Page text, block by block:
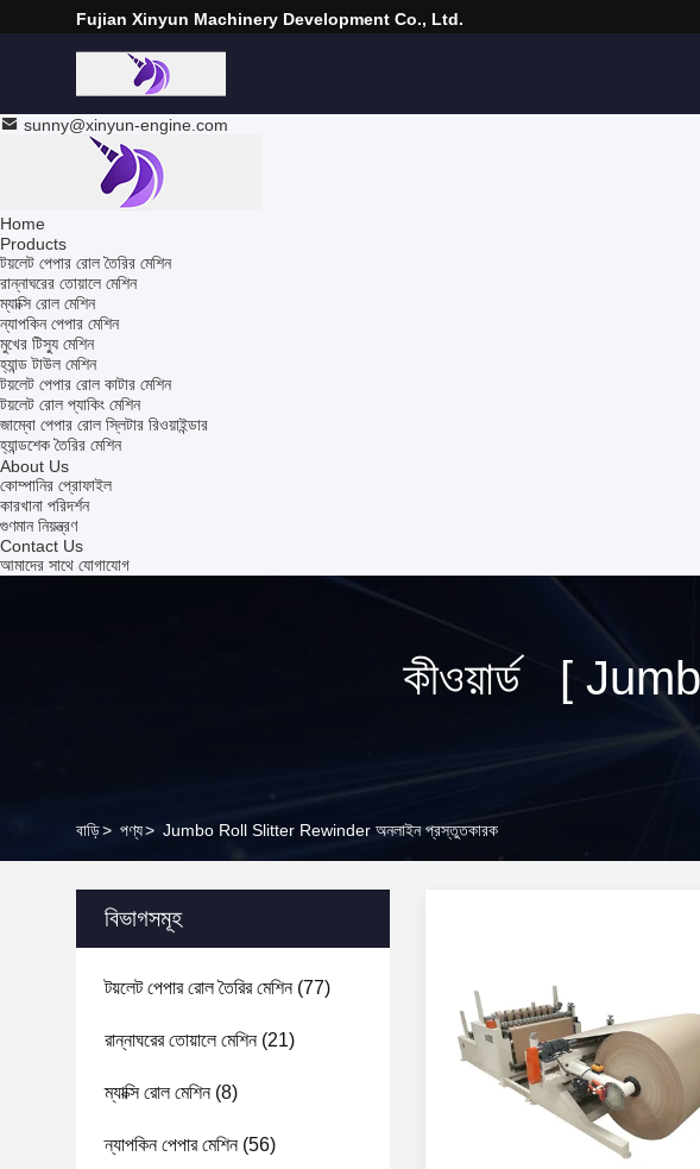
Fujian Xinyun Machinery Development Co., Ltd.
sunny@xinyun-engine.com
Home
Products
টয়লেট পেপার রোল তৈরির মেশিন
রান্নাঘরের তোয়ালে মেশিন
ম্যাক্সি রোল মেশিন
ন্যাপকিন পেপার মেশিন
মুখের টিস্যু মেশিন
হ্যান্ড টাউল মেশিন
টয়লেট পেপার রোল কাটার মেশিন
টয়লেট রোল প্যাকিং মেশিন
জাম্বো পেপার রোল স্লিটার রিওয়াইন্ডার
হ্যান্ডশেক তৈরির মেশিন
About Us
কোম্পানির প্রোফাইল
কারখানা পরিদর্শন
গুণমান নিয়ন্ত্রণ
Contact Us
আমাদের সাথে যোগাযোগ
কীওয়ার্ড [
বাড়ি> পণ্য> Jumbo Roll Slitter Rewinder অনলাইন প্রস্তুতকারক
বিভাগসমূহ
টয়লেট পেপার রোল তৈরির মেশিন(77)
রান্নাঘরের তোয়ালে মেশিন(21)
ম্যাক্সি রোল মেশিন(8)
ন্যাপকিন পেপার মেশিন(56)